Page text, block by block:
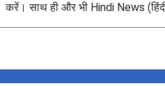
करें। साथ ही और भी Hindi News